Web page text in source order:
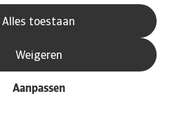
van uw gebruik van hun
Alles toestaan
Aanpassen
Weigeren